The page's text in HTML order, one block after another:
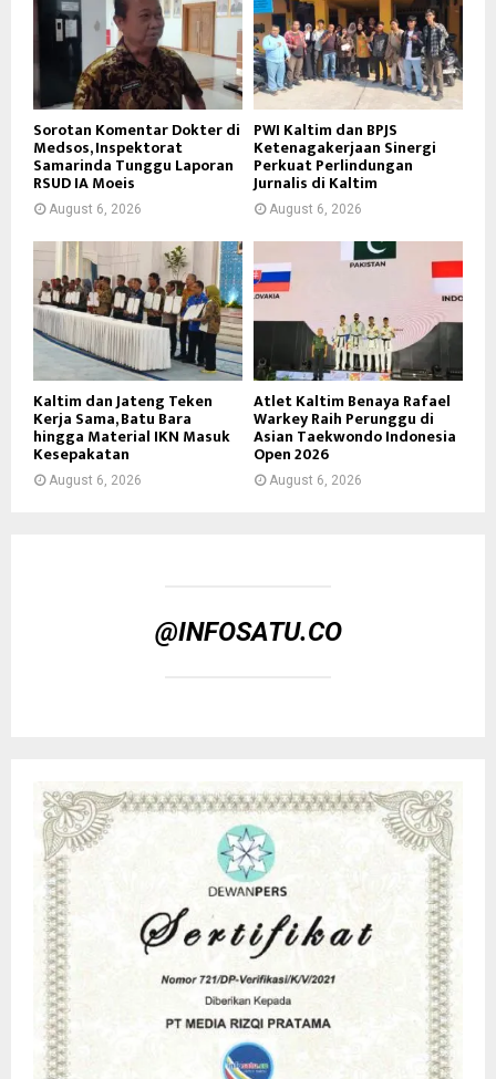
Sorotan Komentar Dokter di
Medsos, Inspektorat
Samarinda Tunggu Laporan
RSUD IA Moeis
August 6, 2026
PWI Kaltim dan BPJS
Ketenagakerjaan Sinergi
Perkuat Perlindungan
Jurnalis di Kaltim
August 6, 2026
Kaltim dan Jateng Teken
Kerja Sama, Batu Bara
hingga Material IKN Masuk
Kesepakatan
August 6, 2026
Atlet Kaltim Benaya Rafael
Warkey Raih Perunggu di
Asian Taekwondo Indonesia
Open 2026
August 6, 2026
@INFOSATU.CO